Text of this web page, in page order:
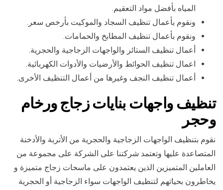
المياه بأفضل مواد التعقيم.
ونقوم بأعمال تنظيف السجاد والموكيت بأرخص سعر.
ونقوم بأعمال تنظيف المطابخ والحمامات.
أعمال تنظيف الستائر والواجهات الزجاجية والحجرية.
اعمال تنظيف الحوائط والأرضيات والأدوات الكهربائية.
أعمال تنظيف النجف وغيرها من أعمال التنظيف الأخرى.
تنظيف واجهات بنايات زجاج ورخام
وحجر
نقوم بتنظيف الواجهات الزجاجية والحجرية من الأتربة والأدخنة
المتصاعدة عليها وتعتمد شركتنا على الشركة على مجموعة من
العاملين المتميزين الذين يعتمدون على ماسحات زجاج متميزة و
يخاطرون بحياتهم لتنظيف الواجهات سواء الزجاجية أو الحجرية